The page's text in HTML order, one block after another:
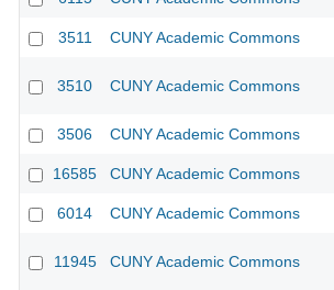
3511 CUNY Academic Commons
3510 CUNY Academic Commons
3506 CUNY Academic Commons
16585 CUNY Academic Commons
6014 CUNY Academic Commons
11945 CUNY Academic Commons